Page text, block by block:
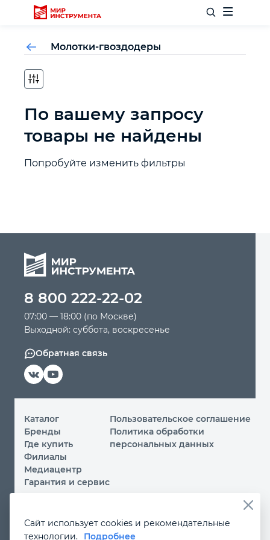
Отделочный инструмент
Слесарный инструмент
Столярный инструмент
Силовое оборудование
Автомобильный инструмент
Крепежный инструмент
Режущий инструмент
Прочий инструмент
Молотки-гвоздодеры
По вашему запросу
товары не найдены
Попробуйте изменить фильтры
8 800 222-22-02
07:00 — 18:00 (по Москве)
Выходной: суббота, воскресенье
Обратная связь
Каталог
Бренды
Где купить
Филиалы
Медиацентр
Гарантия и сервис
Пользовательское соглашение
Политика обработки
персональных данных
Вы принимаете условияполитики обработки
Сайт использует cookies и рекомендательные
технологии.
Подробнее